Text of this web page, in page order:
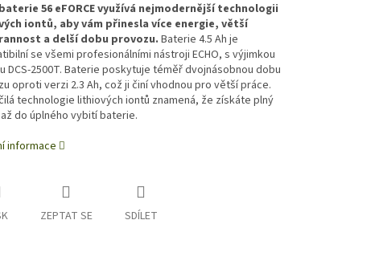
56 eFORCE využívá nejmodernější technologii
iontů, aby vám přinesla více energie, větší
a delší dobu provozu. Baterie 4.5 Ah je
se všemi profesionálními nástroji ECHO, s výjimkou
DCS-2500T. Baterie poskytuje téměř dvojnásobnou dobu
oproti verzi 2.3 Ah, což ji činí vhodnou pro větší práce.
technologie lithiových iontů znamená, že získáte plný
do úplného vybití baterie.
informace
ZEPTAT SE SDÍLET